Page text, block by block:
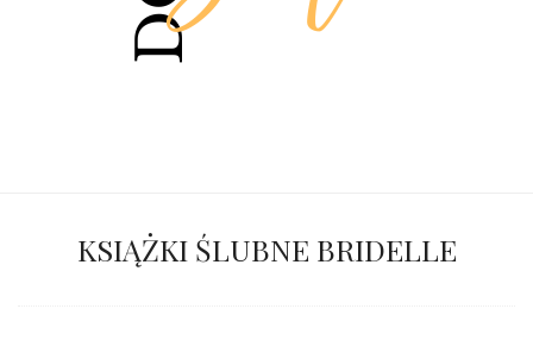
KSIĄŻKI ŚLUBNE BRIDELLE